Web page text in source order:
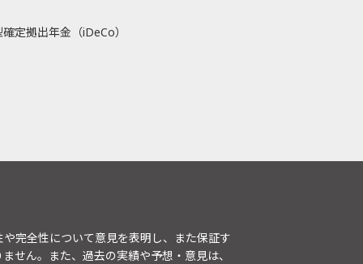
定拠出年金（iDeCo）
完全性について意見を表明し、また保証す
せん。また、過去の実績や予想・意見は、